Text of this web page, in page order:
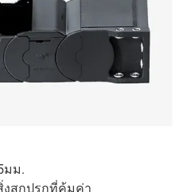
มม.
งสกปรกที่คุ้มค่า